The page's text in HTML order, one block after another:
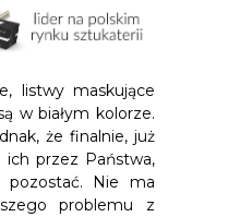
listwy maskujące
w białym kolorze.
że finalnie, już
przez Państwa,
Nie ma
problemu z